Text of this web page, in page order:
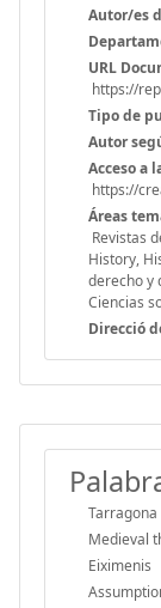
Autor/es
URL
https://
Tipo de
Autor
Acceso a
https://
Áreas
Revistas
History,
derecho y
Ciencias
Direcció
Tarragona
Medieval
Eiximenis